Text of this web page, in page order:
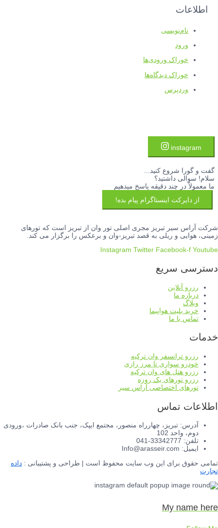
اطلاعات
نام‌نویسی
ورود
خوراک ورودی‌ها
خوراک دیدگاه‌ها
وردپرس
instagram
گفت و گورا شروع کنید...
سلام! سوالی داشتید؟
ما معمولاً در چند دقیقه پاسخ میدهیم
از دایرکت اینستاگرام پیام بده!
شرکت آراس سیر تبریز مجری اصلی تور وان از تبریز است که تورهای
زمینی، هوایی و ریلی به قصد تبریز-وان و برعکس را برگزار می کند.
Instagram Twitter Facebook-f Youtube
دسترسی سریع
رزرو آنلاین
درباره ما
وبلاگ
خرید بلیت هواپیما
تماس با ما
خدمات
رزرو ترانسفر وان ترکیه
خودرو سواری تا مرز رازی
رزرو هتل های وان ترکیه
رزرو تورهای یک روزه
تورهای اختصاصی آراس سیر
اطلاعات تماس
آدرس: تبریز، چهارراه منصور، مجتمع ایپک، جنب بانک صادرات ،ورودی
دوم، واحد 102
تلفن: 33342777-041
ایمیل: Info@arasseir.com
تمامی حقوق برای این وب سایت محفوظ است | طراحی و پشتیبانی : داده
تجارت
My name here